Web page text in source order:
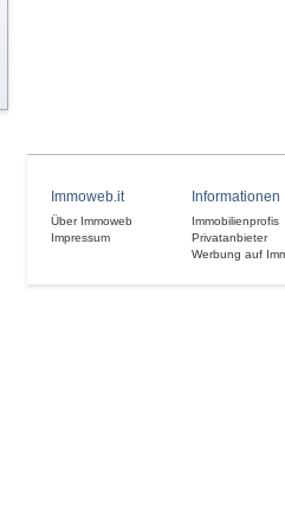
Immoweb.it
Über Immoweb
Impressum
Informationen
Immobilienprofis
Privatanbieter
Werbung auf